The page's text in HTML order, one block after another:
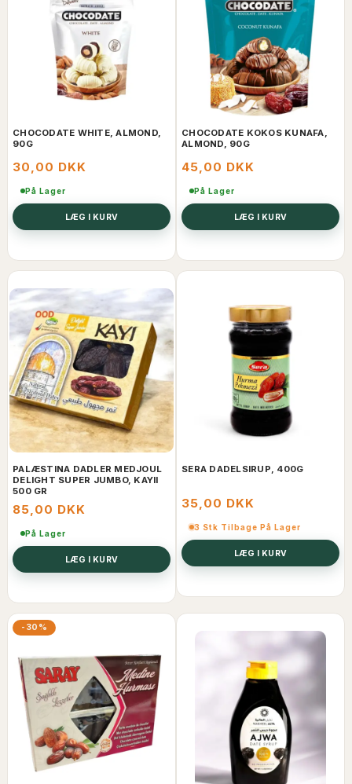
CHOCODATE WHITE, ALMOND,
90G
30,00 DKK
På Lager
LÆG I KURV
CHOCODATE KOKOS KUNAFA,
ALMOND, 90G
45,00 DKK
På Lager
LÆG I KURV
PALÆSTINA DADLER MEDJOUL
DELIGHT SUPER JUMBO, KAYII
500 GR
85,00 DKK
På Lager
LÆG I KURV
SERA DADELSIRUP, 400G
35,00 DKK
3 Stk Tilbage På Lager
LÆG I KURV
-30%